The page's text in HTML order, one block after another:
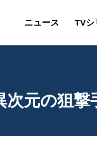
ニュース TVシ
次元の狙